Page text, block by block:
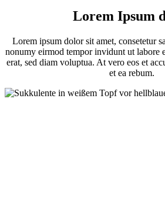
Lorem Ipsum
Lorem ipsum dolor sit amet, consetetur
nonumy eirmod tempor invidunt ut labore
erat, sed diam voluptua. At vero eos et
et ea rebum.